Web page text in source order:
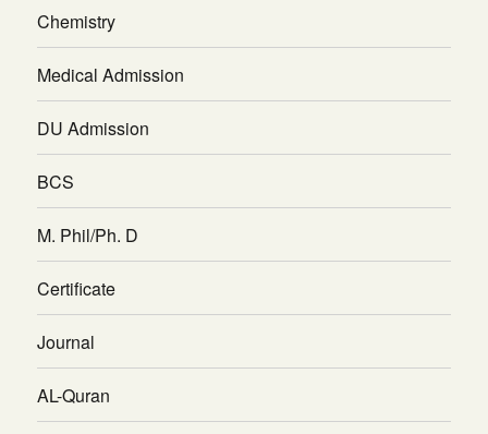
Chemistry
Medical Admission
DU Admission
BCS
M. Phil/Ph. D
Certificate
Journal
AL-Quran